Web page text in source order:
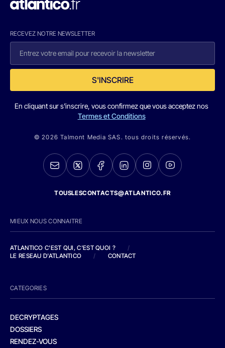
RECEVEZ NOTRE NEWSLETTER
S'INSCRIRE
En cliquant sur s'inscrire, vous confirmez que vous acceptez nos
Termes et Conditions
© 2026 Talmont Media SAS. tous droits réservés.
TOUSLESCONTACTS@ATLANTICO.FR
MIEUX NOUS CONNAITRE
ATLANTICO C'EST QUI, C'EST QUOI ?
/
LE RESEAU D'ATLANTICO
/ CONTACT
CATEGORIES
DECRYPTAGES
DOSSIERS
RENDEZ-VOUS